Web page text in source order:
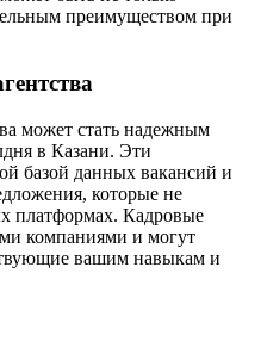
преимуществом при
может стать надежным
в Казани. Эти
базой данных вакансий и
которые не
платформах. Кадровые
компаниями и могут
вашим навыкам и